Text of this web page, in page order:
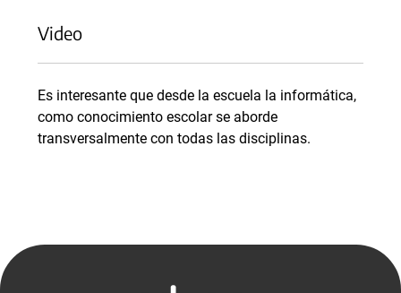
Video
Es interesante que desde la escuela la informática,
como conocimiento escolar se aborde
transversalmente con todas las disciplinas.